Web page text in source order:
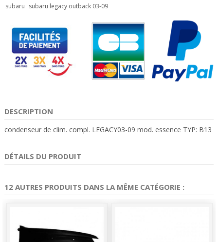
subaru subaru legacy outback 03-09
DESCRIPTION
condenseur de clim. compl. LEGACY03-09 mod. essence TYP: B13
DÉTAILS DU PRODUIT
12 AUTRES PRODUITS DANS LA MÊME CATÉGORIE :